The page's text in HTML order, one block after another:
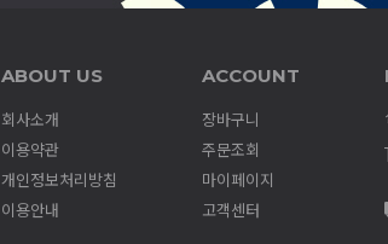
ABOUT US
회사소개
이용약관
개인정보처리방침
이용안내
ACCOUNT
장바구니
주문조회
마이페이지
고객센터